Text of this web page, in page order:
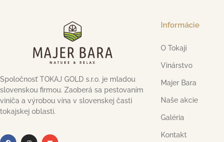
Spoločnosť TOKAJ GOLD s.r.o. je mladou
slovenskou firmou. Zaoberá sa pestovaním
viniča a výrobou vína v slovenskej časti
tokajskej oblasti.
Informácie
O Tokaji
Vinárstvo
Majer Bara
Naše akcie
Galéria
Kontakt